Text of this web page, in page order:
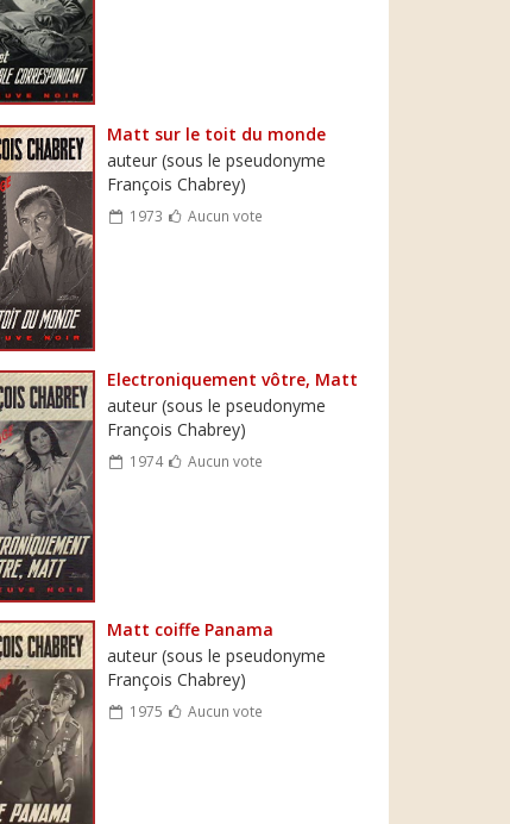
Matt sur le toit du monde
auteur (sous le pseudonyme
François Chabrey)
1973 Aucun vote
Electroniquement vôtre, Matt
auteur (sous le pseudonyme
François Chabrey)
1974 Aucun vote
Matt coiffe Panama
auteur (sous le pseudonyme
François Chabrey)
1975 Aucun vote